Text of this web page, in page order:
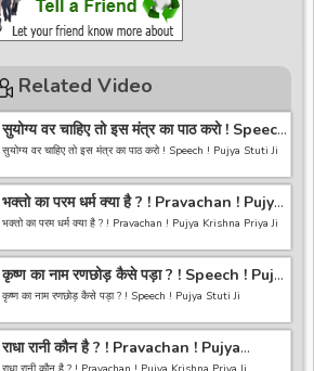
Related Video
सुयोग्य वर चाहिए तो इस मंत्र का पाठ करो ! Speech
! Pujya Stuti Ji
सुयोग्य वर चाहिए तो इस मंत्र का पाठ करो ! Speech ! Pujya Stuti Ji
*-----------------------------------------------------------------
------------------------------------------*
अगर आपको हमारी वीडियो अच्छी लगी तो हमारे चैनल को सब्सक्राइब करना
https://bit.ly/2HNBbHd
*-----------------------------------------------------------------
------------------------------------------
भक्तो का परम धर्म क्या है ? ! Pravachan ! Pujya
Krishna Priya Ji
भक्तो का परम धर्म क्या है ? ! Pravachan ! Pujya Krishna Priya Ji
------------------------------------------------------------------
----------------------------------------
अगर आपको हमारी वीडियो अच्छी लगी तो हमारे चैनल को सब्सक्राइब करना
https://bit.ly/2HNBbHd
------------------------------------------------------------------
-----------------------------------------
कृष्ण का नाम रणछोड़ कैसे पड़ा ? ! Speech ! Pujya
Stuti Ji
कृष्ण का नाम रणछोड़ कैसे पड़ा ? ! Speech ! Pujya Stuti Ji
*-----------------------------------------------------------------
------------------------------------------*
अगर आपको हमारी वीडियो अच्छी लगी तो हमारे चैनल को सब्सक्राइब करना
राधा रानी कौन है ? ! Pravachan ! Pujya
Krishna Priya Ji